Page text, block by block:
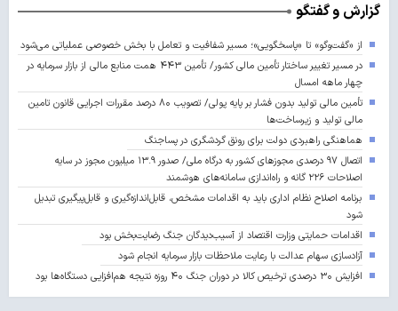
گزارش و گفتگو
از «گفت‌وگو» تا «پاسخگویی»؛ مسیر شفافیت و تعامل با بخش خصوصی عملیاتی می‌شود
در مسیر تغییر ساختار تأمین مالی کشور/ تأمین ۴۴۳ همت منابع مالی از بازار سرمایه در
چهار ماهه امسال
تأمین مالی تولید بدون فشار بر پایه پولی/ تصویب ۸۰ درصد مقررات اجرایی قانون تامین
مالی تولید و زیرساخت‌ها
هماهنگی راهبردی دولت برای رونق گردشگری در پساجنگ
اتصال ۹۷ درصدی مجوزهای کشور به درگاه ملی/ صدور ۱۳.۹ میلیون مجوز در سایه
اصلاحات ۲۲۶ گانه و راه‌اندازی سامانه‌های هوشمند
برنامه اصلاح نظام اداری باید به اقدامات مشخص، قابل‌اندازه‌گیری و قابل‌پیگیری تبدیل
شود
اقدامات حمایتی وزارت اقتصاد از آسیب‌دیدگان جنگ رضایت‌بخش بود
آزادسازی سهام عدالت با رعایت ملاحظات بازار سرمایه انجام شود
افزایش ۳۰ درصدی ترخیص کالا در دوران جنگ ۴۰ روزه نتیجه هم‌افزایی دستگاه‌ها بود